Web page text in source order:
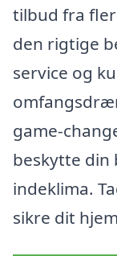
tilbud fra
den rigtige
service og
game-
beskytte din
indeklima.
sikre dit